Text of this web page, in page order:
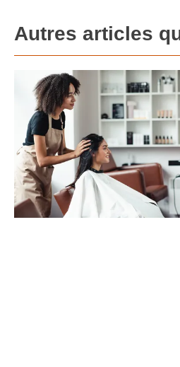
Autres articles